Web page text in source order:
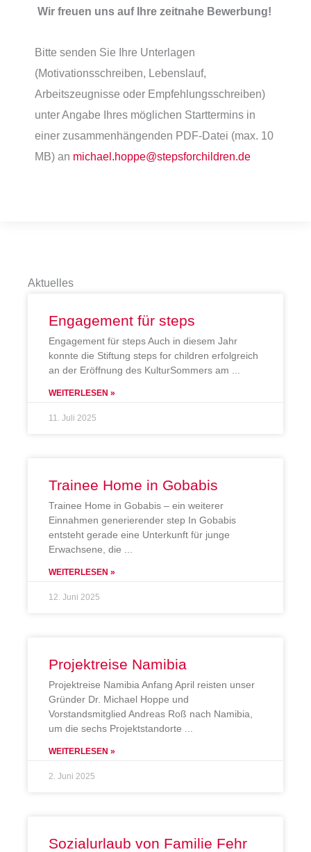
Wir freuen uns auf Ihre zeitnahe Bewerbung!
Bitte senden Sie Ihre Unterlagen
(Motivationsschreiben, Lebenslauf,
Arbeitszeugnisse oder Empfehlungsschreiben)
unter Angabe Ihres möglichen Starttermins in
einer zusammenhängenden PDF-Datei (max. 10
MB) an michael.hoppe@stepsforchildren.de
Aktuelles
Engagement für steps
Engagement für steps Auch in diesem Jahr
konnte die Stiftung steps for children erfolgreich
an der Eröffnung des KulturSommers am
WEITERLESEN »
11. Juli 2025
Trainee Home in Gobabis
Trainee Home in Gobabis – ein weiterer
Einnahmen generierender step In Gobabis
entsteht gerade eine Unterkunft für junge
Erwachsene, die
WEITERLESEN »
12. Juni 2025
Projektreise Namibia
Projektreise Namibia Anfang April reisten unser
Gründer Dr. Michael Hoppe und
Vorstandsmitglied Andreas Roß nach Namibia,
um die sechs Projektstandorte
WEITERLESEN »
2. Juni 2025
Sozialurlaub von Familie Fehr